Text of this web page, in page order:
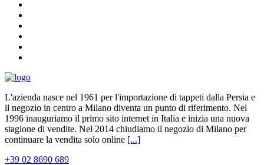
L'azienda nasce nel 1961 per l'importazione di tappeti dalla Persia e
il negozio in centro a Milano diventa un punto di riferimento. Nel
1996 inauguriamo il primo sito internet in Italia e inizia una nuova
stagione di vendite. Nel 2014 chiudiamo il negozio di Milano per
continuare la vendita solo online [...]
+39 02 8690 689